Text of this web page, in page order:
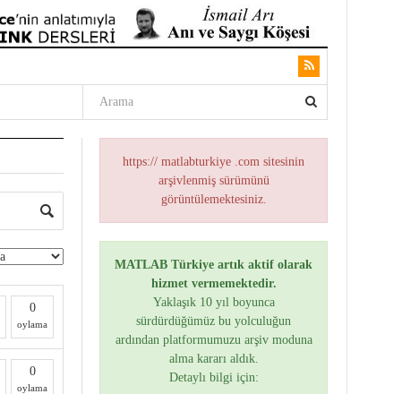
0
oylama
0
oylama
https:// matlabturkiye .com sitesinin
arşivlenmiş sürümünü
görüntülemektesiniz.
MATLAB Türkiye artık aktif olarak
hizmet vermemektedir.
Yaklaşık 10 yıl boyunca
sürdürdüğümüz bu yolculuğun
ardından platformumuzu arşiv moduna
alma kararı aldık.
Detaylı bilgi için: